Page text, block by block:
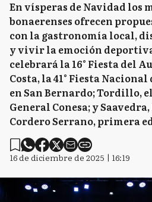
En vísperas de Navidad los
bonaerenses ofrecen
con la gastronomía local,
y vivir la emoción
celebrará la 16° Fiesta del
Costa, la 41° Fiesta
en San Bernardo; Tordillo,
General Conesa; y
Cordero Serrano, primera
16 de diciembre de 2025 | 16:19